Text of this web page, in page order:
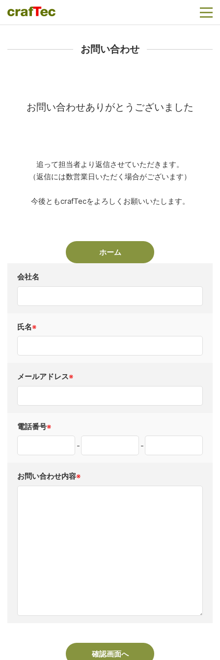
お問い合わせ
お問い合わせありがとうございました
追って担当者より返信させていただきます。
（返信には数営業日いただく場合がございます）
今後ともcrafTecをよろしくお願いいたします。
ホーム
会社名
氏名※
メールアドレス※
電話番号※
- -
お問い合わせ内容※